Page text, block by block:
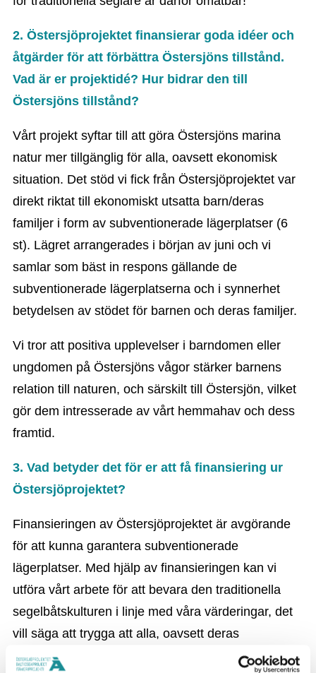
2. Östersjöprojektet finansierar goda idéer och
åtgärder för att förbättra Östersjöns tillstånd.
Vad är er projektidé? Hur bidrar den till
Östersjöns tillstånd?
Vårt projekt syftar till att göra Östersjöns marina
natur mer tillgänglig för alla, oavsett ekonomisk
situation. Det stöd vi fick från Östersjöprojektet var
direkt riktat till ekonomiskt utsatta barn/deras
familjer i form av subventionerade lägerplatser (6
st). Lägret arrangerades i början av juni och vi
samlar som bäst in respons gällande de
subventionerade lägerplatserna och i synnerhet
betydelsen av stödet för barnen och deras familjer.
Vi tror att positiva upplevelser i barndomen eller
ungdomen på Östersjöns vågor stärker barnens
relation till naturen, och särskilt till Östersjön, vilket
gör dem intresserade av vårt hemmahav och dess
framtid.
3. Vad betyder det för er att få finansiering ur
Östersjöprojektet?
Finansieringen av Östersjöprojektet är avgörande
för att kunna garantera subventionerade
lägerplatser. Med hjälp av finansieringen kan vi
utföra vårt arbete för att bevara den traditionella
segelbåtskulturen i linje med våra värderingar, det
vill säga att trygga att alla, oavsett deras
ekonomiska situation, kan njuta av traditionell